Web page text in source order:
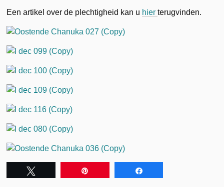
Een artikel over de plechtigheid kan u hierterugvinden.